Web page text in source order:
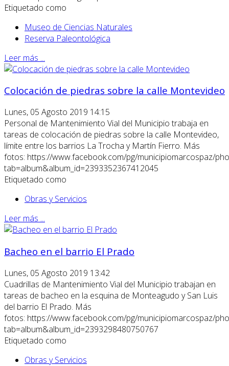
Etiquetado como
Museo de Ciencias Naturales
Reserva Paleontológica
Leer más ...
Colocación de piedras sobre la calle Montevideo
Lunes, 05 Agosto 2019 14:15
Personal de Mantenimiento Vial del Municipio trabaja en
tareas de colocación de piedras sobre la calle Montevideo,
límite entre los barrios La Trocha y Martín Fierro. Más
fotos: https://www.facebook.com/pg/municipiomarcospaz/
tab=album&album_id=2393352367412045
Etiquetado como
Obras y Servicios
Leer más ...
Bacheo en el barrio El Prado
Lunes, 05 Agosto 2019 13:42
Cuadrillas de Mantenimiento Vial del Municipio trabajan en
tareas de bacheo en la esquina de Monteagudo y San Luis
del barrio El Prado. Más
fotos: https://www.facebook.com/pg/municipiomarcospaz/
tab=album&album_id=2393298480750767
Etiquetado como
Obras y Servicios